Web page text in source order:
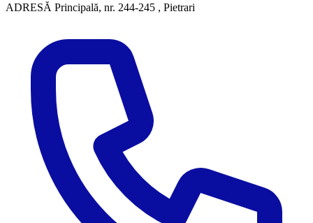
ADRESĂ Principală, nr. 244-245 , Pietrari